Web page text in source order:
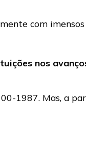
com
nos
1987. Mas, a